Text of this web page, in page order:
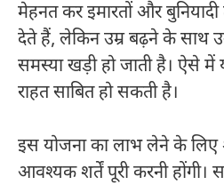
मेहनत कर इमारतों और बुनियादी
देते हैं, लेकिन उम्र बढ़ने के साथ
समस्या खड़ी हो जाती है। ऐसे
राहत साबित हो सकती है।
इस योजना का लाभ लेने के लिए
आवश्यक शर्तें पूरी करनी